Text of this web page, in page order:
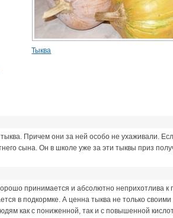
Тыква
Причем они за ней особо не ухаживали.
сына. Он в школе уже за эти тыквы приз
принимается и абсолютно неприхотлива к
в подкормке. А ценна тыква не только
как с пониженной, так и с повышенной